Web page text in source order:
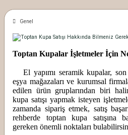
Genel
Toptan Kupalar İşletmeler İçin
El yapımı seramik kupalar,
eşya mağazaları ve kurumsal
edilen ürün gruplarından biri
kupa satışı yapmak isteyen
zamanda sipariş etmek, satış
rehberde toptan kupa satışına
gereken önemli noktaları